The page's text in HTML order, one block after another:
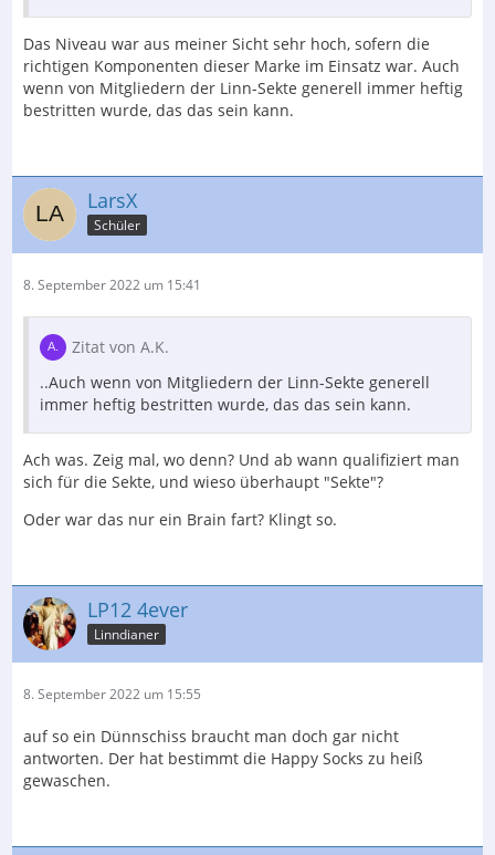
Das Niveau war aus meiner Sicht sehr hoch, sofern die
richtigen Komponenten dieser Marke im Einsatz war. Auch
wenn von Mitgliedern der Linn-Sekte generell immer heftig
bestritten wurde, das das sein kann.
LarsX
Schüler
8. September 2022 um 15:41
Zitat von A.K.
..Auch wenn von Mitgliedern der Linn-Sekte generell
immer heftig bestritten wurde, das das sein kann.
Ach was. Zeig mal, wo denn? Und ab wann qualifiziert man
sich für die Sekte, und wieso überhaupt "Sekte"?
Oder war das nur ein Brain fart? Klingt so.
LP12 4ever
Linndianer
8. September 2022 um 15:55
auf so ein Dünnschiss braucht man doch gar nicht
antworten. Der hat bestimmt die Happy Socks zu heiß
gewaschen.